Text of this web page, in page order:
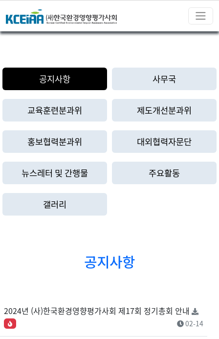
공지사항 사무국
교육훈련분과위 제도개선분과위
홍보협력분과위 대외협력자문단
뉴스레터 및 간행물 주요활동
갤러리
공지사항
2024년 (사)한국환경영향평가사회 제17회 정기총회 안내
02-14